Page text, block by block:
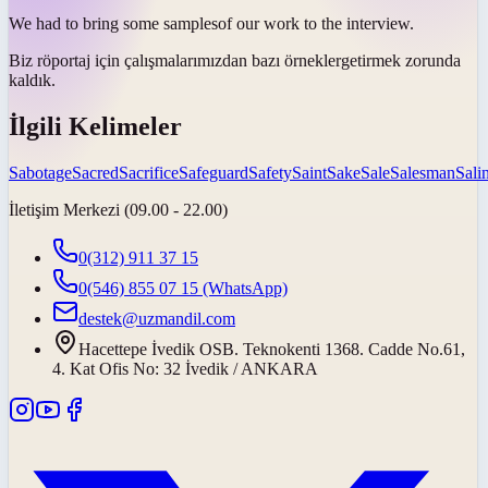
We had to bring some samplesof our work to the interview.
Biz röportaj için çalışmalarımızdan bazı örneklergetirmek zorunda
kaldık.
İlgili Kelimeler
SabotageSacredSacrificeSafeguardSafetySaintSakeSaleSalesman
İletişim Merkezi (09.00 - 22.00)
0(312) 911 37 15
0(546) 855 07 15 (WhatsApp)
destek@uzmandil.com
Hacettepe İvedik OSB. Teknokenti 1368. Cadde No.61,
4. Kat Ofis No: 32 İvedik / ANKARA